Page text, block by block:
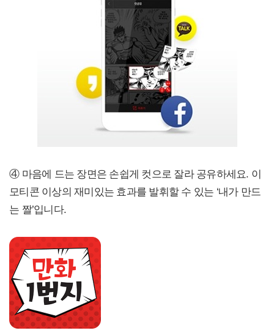
④ 마음에 드는 장면은 손쉽게 컷으로 잘라 공유하세요. 이
모티콘 이상의 재미있는 효과를 발휘할 수 있는 ‘내가 만드
는 짤’입니다.